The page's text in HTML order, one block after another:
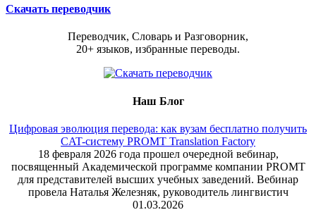
Скачать переводчик
Переводчик, Словарь и Разговорник,
20+ языков, избранные переводы.
Наш Блог
Цифровая эволюция перевода: как вузам бесплатно получить
CAT-систему PROMT Translation Factory
18 февраля 2026 года прошел очередной вебинар,
посвященный Академической программе компании PROMT
для представителей высших учебных заведений. Вебинар
провела Наталья Железняк, руководитель лингвистич
01.03.2026